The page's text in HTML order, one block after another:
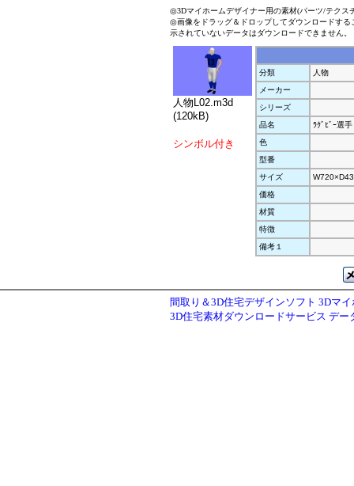
◎3Dマイホームデザイナー用の素材(パーツ/テクス
◎画像をドラッグ＆ドロップしてダウンロードす
示されていないデータはダウンロードできません。
人物L02.m3d
(120kB)
シンボル付き
分類
人物
メーカー
シリーズ
品名
ﾗｸﾞﾋﾞｰ選手
色
型番
サイズ
価格
材質
特徴
備考１
間取り＆3D住宅デザインソフト 3Dマ
3D住宅素材ダウンロードサービス デー